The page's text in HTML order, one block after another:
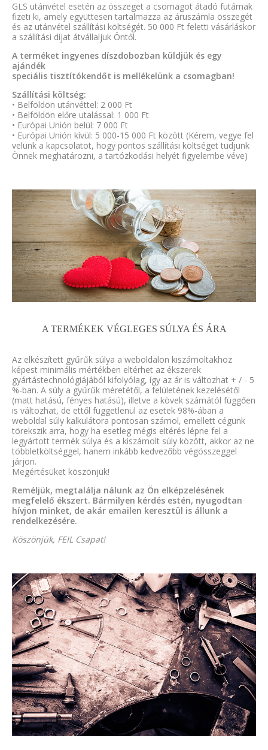
GLS utánvétel esetén az összeget a csomagot átadó futárnak
fizeti ki, amely együttesen tartalmazza az áruszámla összegét
és az utánvétel szállítási költségét. 50 000 Ft feletti vásárláskor
a szállítási díjat átvállaljuk Öntől.
A terméket ingyenes díszdobozban küldjük és egy
ajándék
speciális tisztítókendőt is mellékelünk a csomagban!
Szállítási költség:
• Belföldön utánvéttel: 2 000 Ft
• Belföldön előre utalással: 1 000 Ft
• Európai Unión belül: 7 000 Ft
• Európai Unión kívül: 5 000-15 000 Ft között (Kérem, vegye fel
velünk a kapcsolatot, hogy pontos szállítási költséget tudjunk
Önnek meghatározni, a tartózkodási helyét figyelembe véve)
A TERMÉKEK VÉGLEGES SÚLYA ÉS ÁRA
Az elkészített gyűrűk súlya a weboldalon kiszámoltakhoz
képest minimális mértékben eltérhet az ékszerek
gyártástechnológiájából kifolyólag, így az ár is változhat + / - 5
%-ban. A súly a gyűrűk méretétől, a felületének kezelésétől
(matt hatású, fényes hatású), illetve a kövek számától függően
is változhat, de ettől függetlenül az esetek 98%-ában a
weboldal súly kalkulátora pontosan számol, emellett cégünk
törekszik arra, hogy ha esetleg mégis eltérés lépne fel a
legyártott termék súlya és a kiszámolt súly között, akkor az ne
többletköltséggel, hanem inkább kedvezőbb végösszeggel
járjon.
Megértésüket köszönjük!
Reméljük, megtalálja nálunk az Ön elképzelésének
megfelelő ékszert. Bármilyen kérdés estén, nyugodtan
hívjon minket, de akár emailen keresztül is állunk a
rendelkezésére.
Köszönjük, FEIL Csapat!